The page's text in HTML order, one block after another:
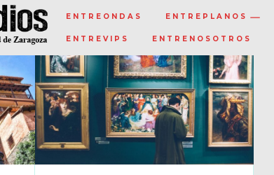
ENTREONDAS ENTREPLANOS
ENTREVIPS ENTRENOSOTROS